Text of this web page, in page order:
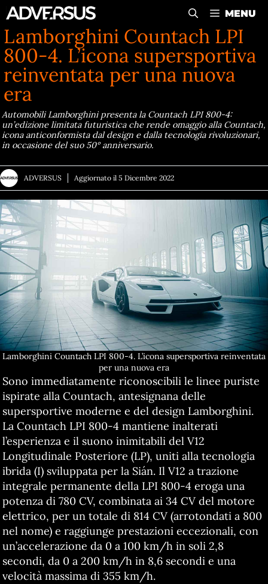
Vai
al
contenuto
MENU
Lamborghini Countach LPI
800-4. L’icona supersportiva
reinventata per una nuova
era
Automobili Lamborghini presenta la Countach LPI 800-4:
un’edizione limitata futuristica che rende omaggio alla Countach,
icona anticonformista dal design e dalla tecnologia rivoluzionari,
in occasione del suo 50° anniversario.
ADVERSUS Aggiornato il 5 Dicembre 2022
Lamborghini Countach LPI 800-4. L’icona supersportiva reinventata
per una nuova era
Sono immediatamente riconoscibili le linee puriste
ispirate alla Countach, antesignana delle
supersportive moderne e del design Lamborghini.
La Countach LPI 800-4 mantiene inalterati
l’esperienza e il suono inimitabili del V12
Longitudinale Posteriore (LP), uniti alla tecnologia
ibrida (I) sviluppata per la Sián. Il V12 a trazione
integrale permanente della LPI 800-4 eroga una
potenza di 780 CV, combinata ai 34 CV del motore
elettrico, per un totale di 814 CV (arrotondati a 800
nel nome) e raggiunge prestazioni eccezionali, con
un’accelerazione da 0 a 100 km/h in soli 2,8
secondi, da 0 a 200 km/h in 8,6 secondi e una
velocità massima di 355 km/h.